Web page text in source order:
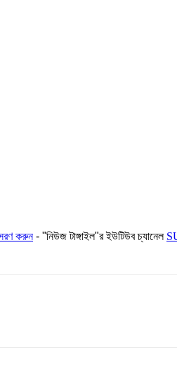
করুন- "নিউজ টাঙ্গাইল"র ইউটিউব চ্যানেল